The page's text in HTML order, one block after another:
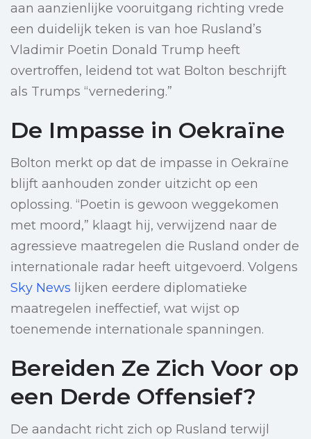
aan aanzienlijke vooruitgang richting vrede
een duidelijk teken is van hoe Rusland’s
Vladimir Poetin Donald Trump heeft
overtroffen, leidend tot wat Bolton beschrijft
als Trumps “vernedering.”
De Impasse in Oekraïne
Bolton merkt op dat de impasse in Oekraïne
blijft aanhouden zonder uitzicht op een
oplossing. “Poetin is gewoon weggekomen
met moord,” klaagt hij, verwijzend naar de
agressieve maatregelen die Rusland onder de
internationale radar heeft uitgevoerd. Volgens
Sky News lijken eerdere diplomatieke
maatregelen ineffectief, wat wijst op
toenemende internationale spanningen.
Bereiden Ze Zich Voor op
een Derde Offensief?
De aandacht richt zich op Rusland terwijl